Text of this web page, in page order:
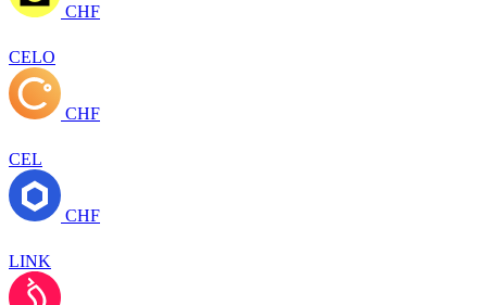
CHF
CELO
CHF
CEL
CHF
LINK